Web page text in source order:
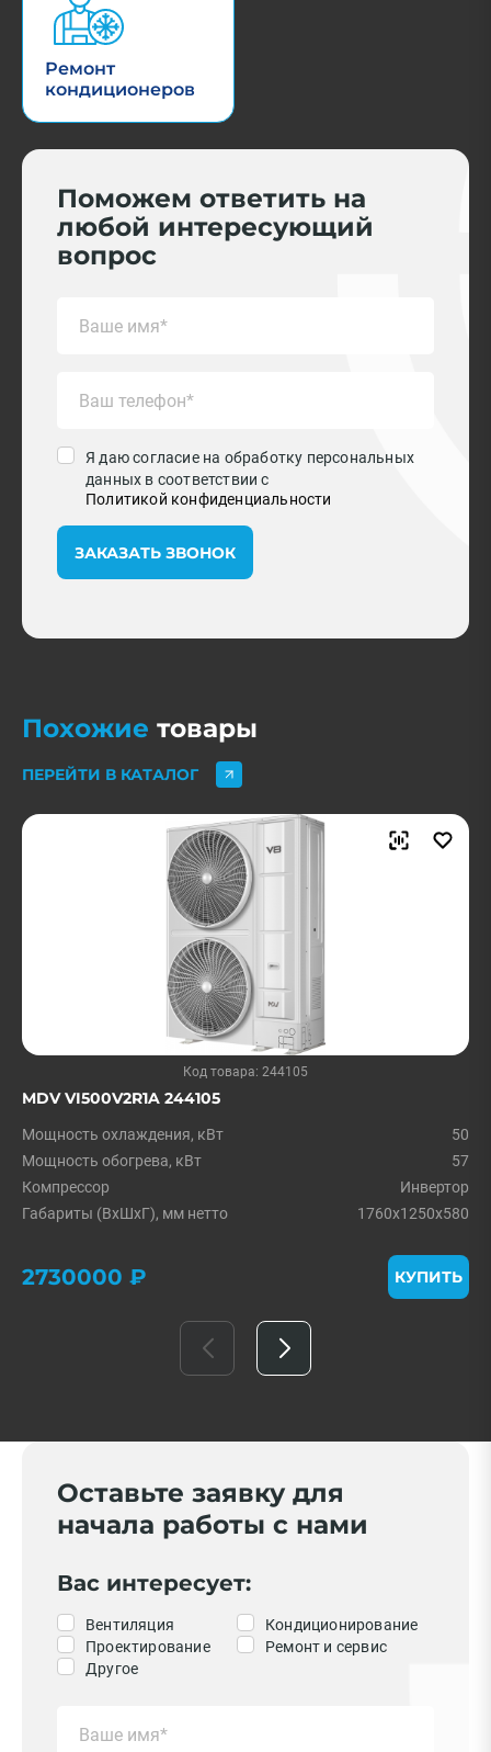
Ремонт
кондиционеров
Поможем ответить на
любой интересующий
вопрос
Я даю согласие на обработку персональных
данных в соответствии с
Политикой конфиденциальности
ЗАКАЗАТЬ ЗВОНОК
Похожие товары
ПЕРЕЙТИ В КАТАЛОГ
Код товара: 244105
MDV VI500V2R1A 244105
Мощность охлаждения, кВт
50
Мощность обогрева, кВт
57
Компрессор
Инвертор
Габариты (ВxШxГ), мм нетто
1760x1250x580
2730000 ₽ КУПИТЬ
Оставьте заявку для
начала работы с нами
Вас интересует:
Вентиляция
Кондиционирование
Проектирование
Ремонт и сервис
Другое